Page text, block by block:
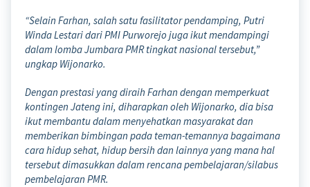
“Selain Farhan, salah satu fasilitator pendamping, Putri
Winda Lestari dari PMI Purworejo juga ikut mendampingi
dalam lomba Jumbara PMR tingkat nasional tersebut,”
ungkap Wijonarko.
Dengan prestasi yang diraih Farhan dengan memperkuat
kontingen Jateng ini, diharapkan oleh Wijonarko, dia bisa
ikut membantu dalam menyehatkan masyarakat dan
memberikan bimbingan pada teman-temannya bagaimana
cara hidup sehat, hidup bersih dan lainnya yang mana hal
tersebut dimasukkan dalam rencana pembelajaran/silabus
pembelajaran PMR.